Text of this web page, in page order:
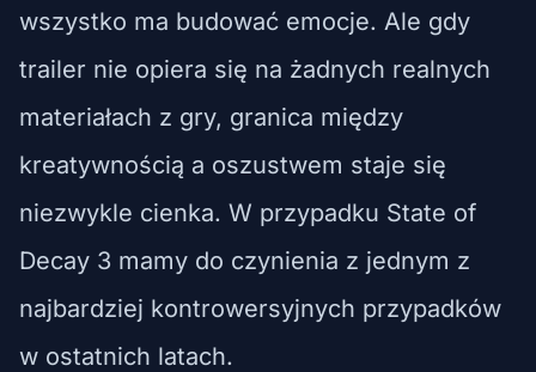
wszystko ma budować emocje. Ale gdy
trailer nie opiera się na żadnych realnych
materiałach z gry, granica między
kreatywnością a oszustwem staje się
niezwykle cienka. W przypadku State of
Decay 3 mamy do czynienia z jednym z
najbardziej kontrowersyjnych przypadków
w ostatnich latach.